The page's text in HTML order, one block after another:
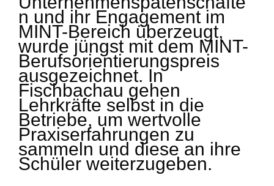
n und ihr Engagement im
MINT-Bereich überzeugt,
wurde jüngst mit dem MINT-
Berufsorientierungspreis
ausgezeichnet. In
Fischbachau gehen
Lehrkräfte selbst in die
Betriebe, um wertvolle
Praxiserfahrungen zu
sammeln und diese an ihre
Schüler weiterzugeben.